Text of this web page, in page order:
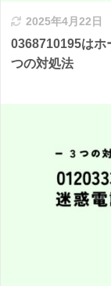
2025年4月22日
0368710195はホ
つの対処法